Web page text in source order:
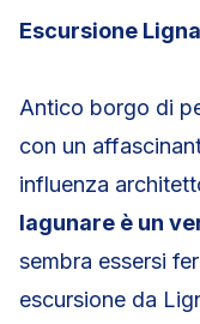
Escursione
Antico borgo di
con un
influenza
lagunare è un
sembra essersi
escursione da